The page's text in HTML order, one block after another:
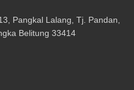
Pangkal Lalang, Tj. Pandan,
Belitung 33414